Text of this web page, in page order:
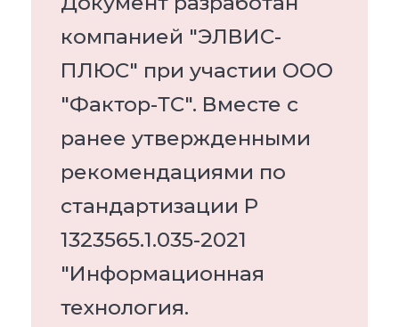
компанией "ЭЛВИС-
ПЛЮС" при участии ООО
"Фактор-ТС". Вместе с
ранее утвержденными
рекомендациями по
стандартизации Р
1323565.1.035-2021
"Информационная
технология.